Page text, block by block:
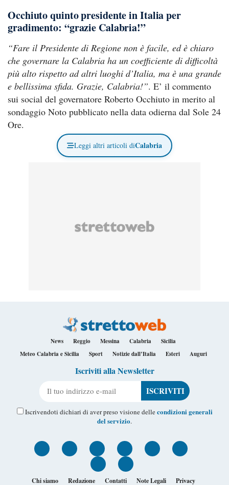
Occhiuto quinto presidente in Italia per
gradimento: “grazie Calabria!”
“Fare il Presidente di Regione non è facile, ed è chiaro
che governare la Calabria ha un coefficiente di difficoltà
più alto rispetto ad altri luoghi d’Italia, ma è una grande
e bellissima sfida. Grazie, Calabria!”. E’ il commento
sui social del governatore Roberto Occhiuto in merito al
sondaggio Noto pubblicato nella data odierna dal Sole 24
Ore.
Leggi altri articoli diCalabria
News Reggio Messina Calabria
Sicilia
Meteo Calabria e Sicilia
Sport Notizie dall’Italia Esteri Auguri
Iscriviti alla Newsletter
Iscrivendoti dichiari di aver preso visione dellecondizioni generali
del servizio.
Chi siamo Redazione Contatti Note Legali Privacy